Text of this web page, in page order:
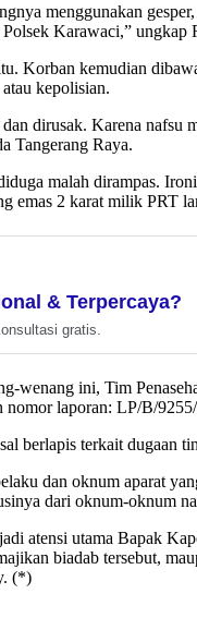
menggunakan
Karawaci,” ungkap
Korban kemudian
kepolisian.
dirusak. Karena nafsu
Tangerang Raya.
malah dirampas.
emas 2 karat milik PRT
& Terpercaya?
gratis.
wenang ini, Tim
nomor laporan: LP/B/
berlapis terkait dugaan
dan oknum aparat
dari oknum-oknum
atensi utama Bapak
biadab tersebut,
(*)